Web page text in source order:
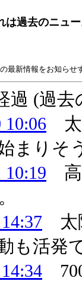
は過去のニュ
最新情報をお知らせ
過 (過
10:06 太
まりそ
10:19 高
太
も活発